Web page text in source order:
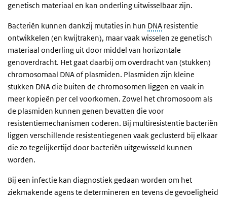
genetisch materiaal en kan onderling uitwisselbaar zijn.
Bacteriën kunnen dankzij mutaties in hun DNA resistentie
ontwikkelen (en kwijtraken), maar vaak wisselen ze genetisch
materiaal onderling uit door middel van horizontale
genoverdracht. Het gaat daarbij om overdracht van (stukken)
chromosomaal DNA of plasmiden. Plasmiden zijn kleine
stukken DNA die buiten de chromosomen liggen en vaak in
meer kopieën per cel voorkomen. Zowel het chromosoom als
de plasmiden kunnen genen bevatten die voor
resistentiemechanismen coderen. Bij multiresistentie bacteriën
liggen verschillende resistentiegenen vaak geclusterd bij elkaar
die zo tegelijkertijd door bacteriën uitgewisseld kunnen
worden.
Bij een infectie kan diagnostiek gedaan worden om het
ziekmakende agens te determineren en tevens de gevoeligheid